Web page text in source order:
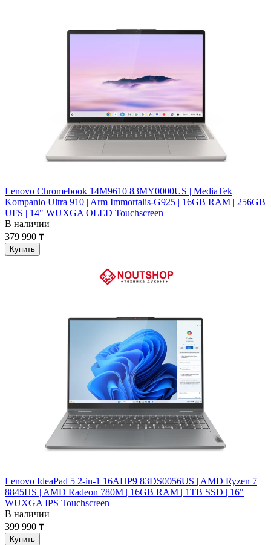
Lenovo Chromebook 14M9610 83MY0000US | MediaTek
Kompanio Ultra 910 | Arm Immortalis-G925 | 16GB RAM | 256GB
UFS | 14" WUXGA OLED Touchscreen
В наличии
379 990 ₸
Купить
Lenovo IdeaPad 5 2-in-1 16AHP9 83DS0056US | AMD Ryzen 7
8845HS | AMD Radeon 780M | 16GB RAM | 1TB SSD | 16"
WUXGA IPS Touchscreen
В наличии
399 990 ₸
Купить